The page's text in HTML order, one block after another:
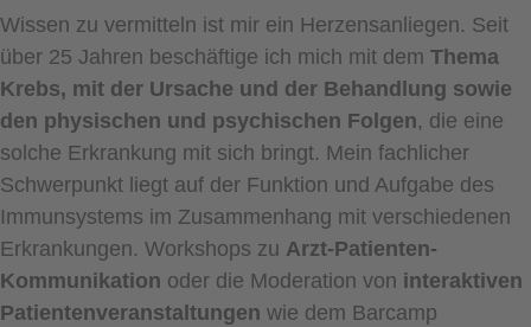
Wissen zu vermitteln ist mir ein Herzensanliegen. Seit
über 25 Jahren beschäftige ich mich mit dem Thema
Krebs, mit der Ursache und der Behandlung sowie
den physischen und psychischen Folgen, die eine
solche Erkrankung mit sich bringt. Mein fachlicher
Schwerpunkt liegt auf der Funktion und Aufgabe des
Immunsystems im Zusammenhang mit verschiedenen
Erkrankungen. Workshops zu Arzt-Patienten-
Kommunikation oder die Moderation von interaktiven
Patientenveranstaltungen wie dem Barcamp